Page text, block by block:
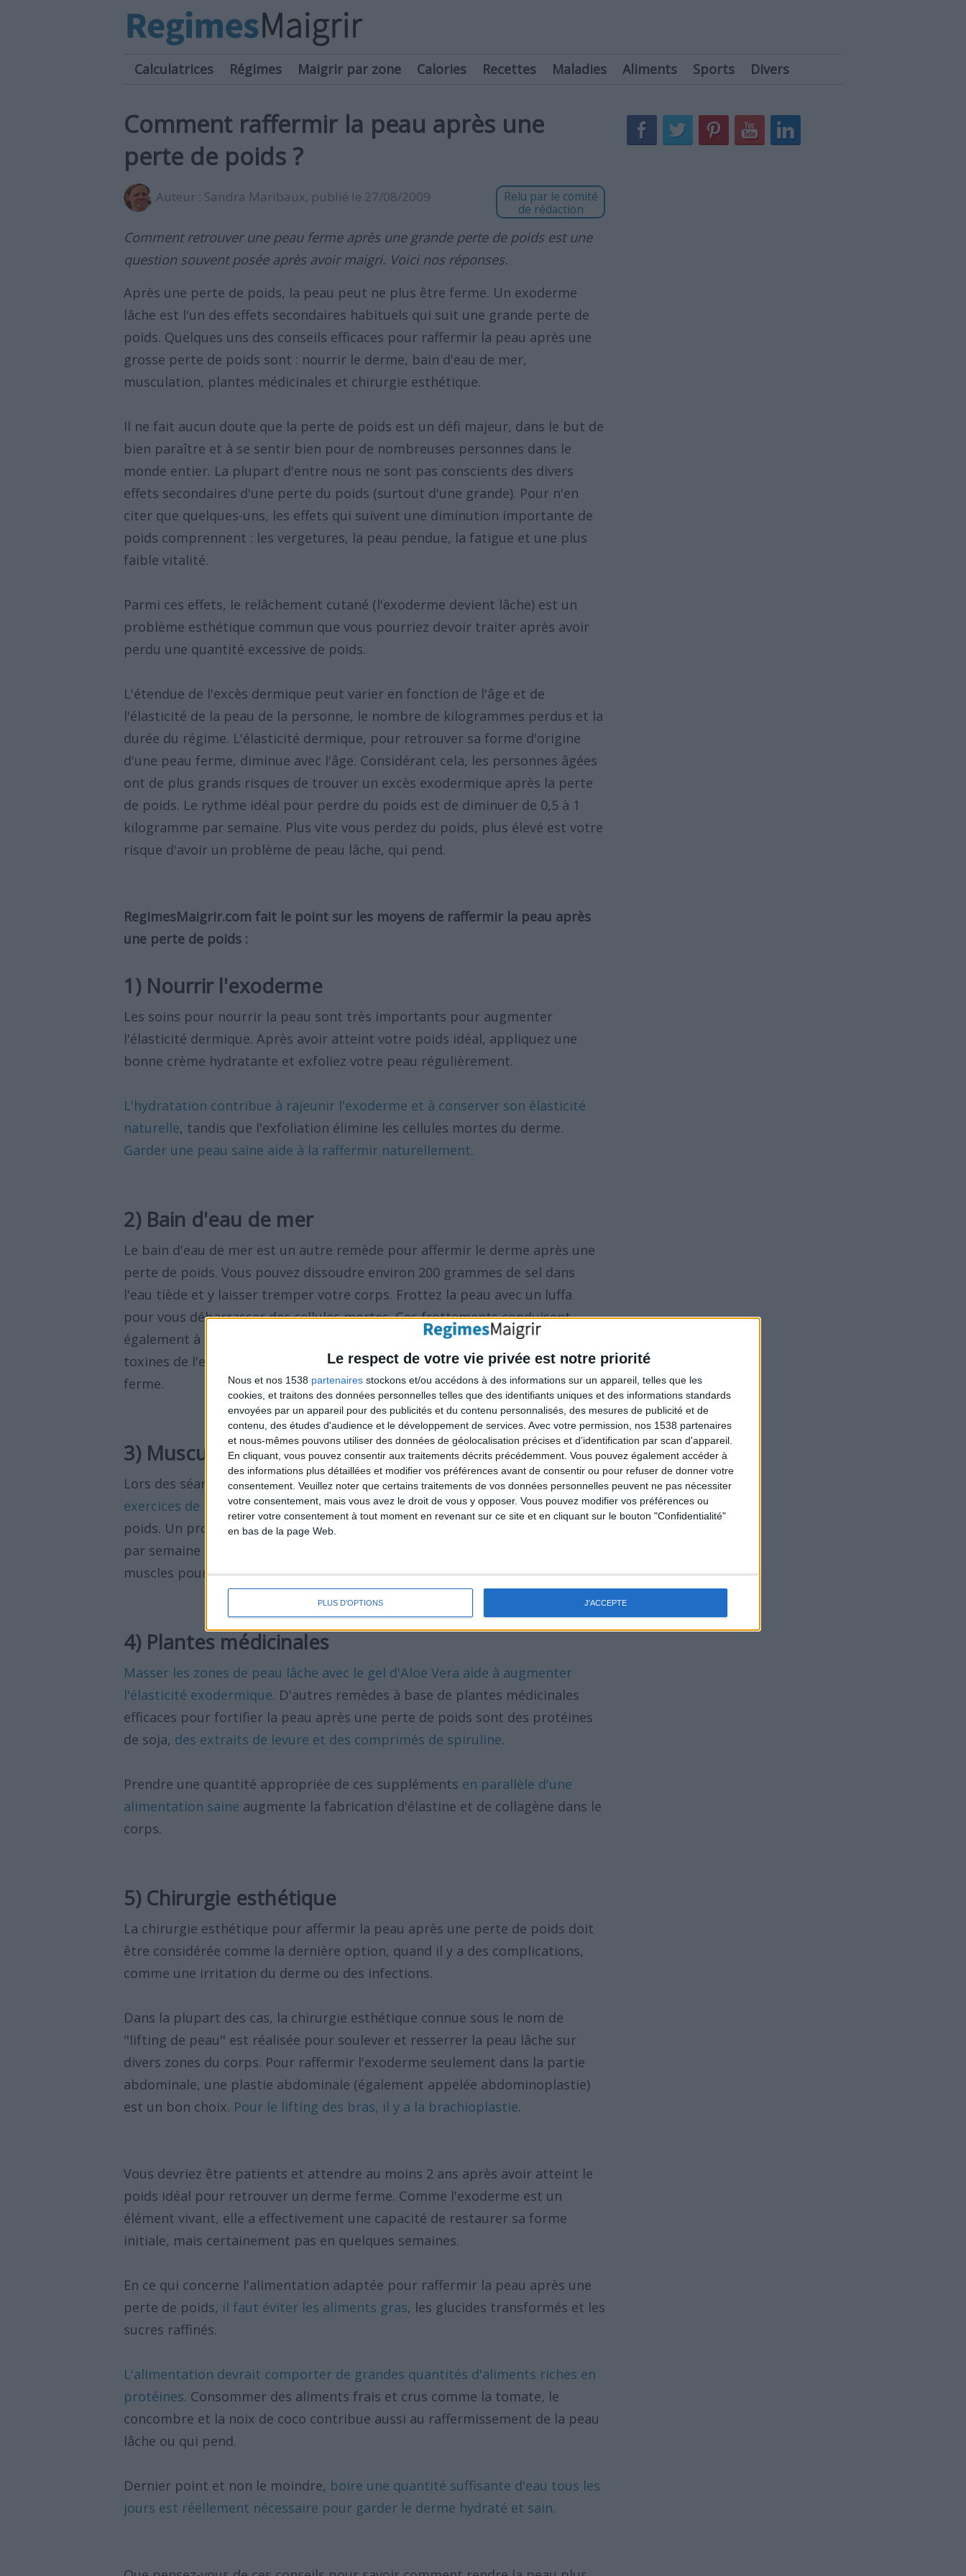
Le respect de votre vie privée est notre priorité
Nous et nos 1538 partenaires stockons et/ou accédons à des informations sur un appareil, telles que les
cookies, et traitons des données personnelles telles que des identifiants uniques et des informations standards
envoyées par un appareil pour des publicités et du contenu personnalisés, des mesures de publicité et de
contenu, des études d'audience et le développement de services. Avec votre permission, nos 1538 partenaires
et nous-mêmes pouvons utiliser des données de géolocalisation précises et d’identification par scan d'appareil.
En cliquant, vous pouvez consentir aux traitements décrits précédemment. Vous pouvez également accéder à
des informations plus détaillées et modifier vos préférences avant de consentir ou pour refuser de donner votre
consentement. Veuillez noter que certains traitements de vos données personnelles peuvent ne pas nécessiter
votre consentement, mais vous avez le droit de vous y opposer. Vous pouvez modifier vos préférences ou
retirer votre consentement à tout moment en revenant sur ce site et en cliquant sur le bouton "Confidentialité"
en bas de la page Web.
PLUS D'OPTIONS J'ACCEPTE
Calculatrices Régimes Maigrir par zone Calories Recettes Maladies Aliments Sports Divers
Comment raffermir la peau après une
perte de poids ?
Auteur : Sandra Maribaux, publié le 27/08/2009
Relu par le comité
de rédaction
Comment retrouver une peau ferme après une grande perte de poids est une
question souvent posée après avoir maigri. Voici nos réponses.
Après une perte de poids, la peau peut ne plus être ferme. Un exoderme
lâche est l'un des effets secondaires habituels qui suit une grande perte de
poids. Quelques uns des conseils efficaces pour raffermir la peau après une
grosse perte de poids sont : nourrir le derme, bain d'eau de mer,
musculation, plantes médicinales et chirurgie esthétique.
Il ne fait aucun doute que la perte de poids est un défi majeur, dans le but de
bien paraître et à se sentir bien pour de nombreuses personnes dans le
monde entier. La plupart d'entre nous ne sont pas conscients des divers
effets secondaires d'une perte du poids (surtout d'une grande). Pour n'en
citer que quelques-uns, les effets qui suivent une diminution importante de
poids comprennent : les vergetures, la peau pendue, la fatigue et une plus
faible vitalité.
Parmi ces effets, le relâchement cutané (l'exoderme devient lâche) est un
problème esthétique commun que vous pourriez devoir traiter après avoir
perdu une quantité excessive de poids.
L'étendue de l'excès dermique peut varier en fonction de l'âge et de
l'élasticité de la peau de la personne, le nombre de kilogrammes perdus et la
durée du régime. L'élasticité dermique, pour retrouver sa forme d'origine
d'une peau ferme, diminue avec l'âge. Considérant cela, les personnes âgées
ont de plus grands risques de trouver un excès exodermique après la perte
de poids. Le rythme idéal pour perdre du poids est de diminuer de 0,5 à 1
kilogramme par semaine. Plus vite vous perdez du poids, plus élevé est votre
risque d'avoir un problème de peau lâche, qui pend.
RegimesMaigrir.com fait le point sur les moyens de raffermir la peau après
une perte de poids :
1) Nourrir l'exoderme
Les soins pour nourrir la peau sont très importants pour augmenter
l'élasticité dermique. Après avoir atteint votre poids idéal, appliquez une
bonne crème hydratante et exfoliez votre peau régulièrement.
L'hydratation contribue à rajeunir l'exoderme et à conserver son élasticité
naturelle, tandis que l'exfoliation élimine les cellules mortes du derme.
Garder une peau saine aide à la raffermir naturellement.
2) Bain d'eau de mer
Le bain d'eau de mer est un autre remède pour affermir le derme après une
perte de poids. Vous pouvez dissoudre environ 200 grammes de sel dans
l'eau tiède et y laisser tremper votre corps. Frottez la peau avec un luffa
pour vous débarrasser des cellules mortes. Ces frottements conduisent
également à la détente des muscles du corps ainsi qu'à l'élimination des
toxines de l'exoderme, ce qui contribue à tonifier la peau et à la rendre plus
ferme.
3) Musculation
Lors des séances régulières d'exercices physiques,essayez d'inclure des
exercices de musculation pour raffermir une peau lâcheaprès la perte de
poids. Un programme de musculation consistant en 3 séances (au minimum)
par semaine aide à affermir les tissus sous le derme, augmentant ainsi les
muscles pour mieux adhérer à la peau lâche (et la resserrer).
4) Plantes médicinales
Masser les zones de peau lâche avec le gel d'Aloe Vera aide à augmenter
l'élasticité exodermique. D'autres remèdes à base de plantes médicinales
efficaces pour fortifier la peau après une perte de poids sont des protéines
de soja, des extraits de levure et des comprimés de spiruline.
Prendre une quantité appropriée de ces suppléments en parallèle d'une
alimentation saine augmente la fabrication d'élastine et de collagène dans le
corps.
5) Chirurgie esthétique
La chirurgie esthétique pour affermir la peau après une perte de poids doit
être considérée comme la dernière option, quand il y a des complications,
comme une irritation du derme ou des infections.
Dans la plupart des cas, la chirurgie esthétique connue sous le nom de
"lifting de peau" est réalisée pour soulever et resserrer la peau lâche sur
divers zones du corps. Pour raffermir l'exoderme seulement dans la partie
abdominale, une plastie abdominale (également appelée abdominoplastie)
est un bon choix. Pour le lifting des bras, il y a la brachioplastie.
Vous devriez être patients et attendre au moins 2 ans après avoir atteint le
poids idéal pour retrouver un derme ferme. Comme l'exoderme est un
élément vivant, elle a effectivement une capacité de restaurer sa forme
initiale, mais certainement pas en quelques semaines.
En ce qui concerne l'alimentation adaptée pour raffermir la peau après une
perte de poids, il faut éviter les aliments gras, les glucides transformés et les
sucres raffinés.
L'alimentation devrait comporter de grandes quantités d'aliments riches en
protéines. Consommer des aliments frais et crus comme la tomate, le
concombre et la noix de coco contribue aussi au raffermissement de la peau
lâche ou qui pend.
Dernier point et non le moindre, boire une quantité suffisante d'eau tous les
jours est réellement nécessaire pour garder le derme hydraté et sain.